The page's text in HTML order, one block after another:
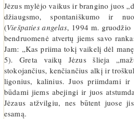
Jėzus mylėjo vaikus ir brangino juos
džiaugsmo, spontaniškumo ir
(Viešpaties angelas, 1994 m. gruodžio
bendruomenė atvertų jiems savo
Jam: „Kas priima tokį vaikelį dėl
5). Greta vaikų Jėzus šlieja
stokojančius, kenčiančius alkį ir
ligonius, kalinius. Juos priimdami ir
būdami jiems abejingi ir juos
Jėzaus atžvilgiu, nes būtent juose
esamą.